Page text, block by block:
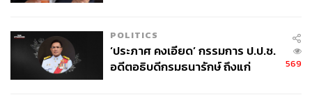
POLITICS
‘ประภาศ คงเอียด’ กรรมการ ป.ป.ช.
อดีตอธิบดีกรมธนารักษ์ ถึงแก่
569